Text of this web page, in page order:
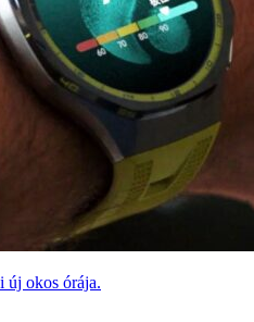
új okos órája.